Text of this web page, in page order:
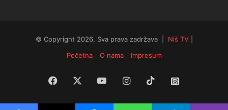
© Copyright 2026, Sva prava zadržava | Niš TV|
Početna
O nama Impresum
Facebook YouTubeInstagram
TikTok